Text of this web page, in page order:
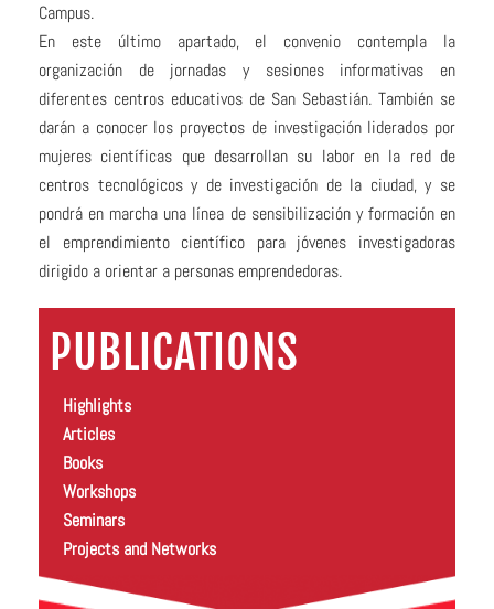
Campus.
En este último apartado, el convenio contempla la
organización de jornadas y sesiones informativas en
diferentes centros educativos de San Sebastián. También se
darán a conocer los proyectos de investigación liderados por
mujeres científicas que desarrollan su labor en la red de
centros tecnológicos y de investigación de la ciudad, y se
pondrá en marcha una línea de sensibilización y formación en
el emprendimiento científico para jóvenes investigadoras
dirigido a orientar a personas emprendedoras.
PUBLICATIONS
Highlights
Articles
Books
Workshops
Seminars
Projects and Networks